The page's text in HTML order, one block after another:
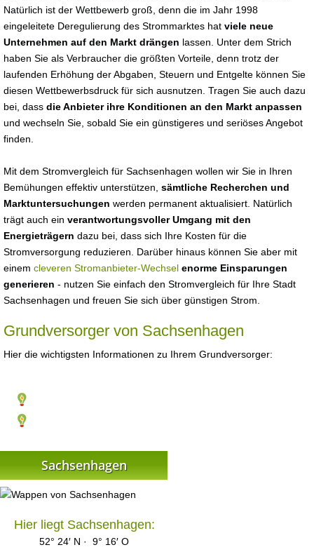
Natürlich ist der Wettbewerb groß, denn die im Jahr 1998
eingeleitete Deregulierung des Strommarktes hat viele neue
Unternehmen auf den Markt drängen lassen. Unter dem Strich
haben Sie als Verbraucher die größten Vorteile, denn trotz der
laufenden Erhöhung der Abgaben, Steuern und Entgelte können Sie
diesen Wettbewerbsdruck für sich ausnutzen. Tragen Sie auch dazu
bei, dass die Anbieter ihre Konditionen an den Markt anpassen
und wechseln Sie, sobald Sie ein günstigeres und seriöses Angebot
finden.
Mit dem Stromvergleich für Sachsenhagen wollen wir Sie in Ihren
Bemühungen effektiv unterstützen, sämtliche Recherchen und
Marktuntersuchungen werden permanent aktualisiert. Natürlich
trägt auch ein verantwortungsvoller Umgang mit den
Energieträgern dazu bei, dass sich Ihre Kosten für die
Stromversorgung reduzieren. Darüber hinaus können Sie aber mit
einem cleveren Stromanbieter-Wechsel enorme Einsparungen
generieren - nutzen Sie einfach den Stromvergleich für Ihre Stadt
Sachsenhagen und freuen Sie sich über günstigen Strom.
Grundversorger von Sachsenhagen
Hier die wichtigsten Informationen zu Ihrem Grundversorger:
Sachsenhagen
Hier liegt Sachsenhagen:
52° 24′ N · 9° 16′ O